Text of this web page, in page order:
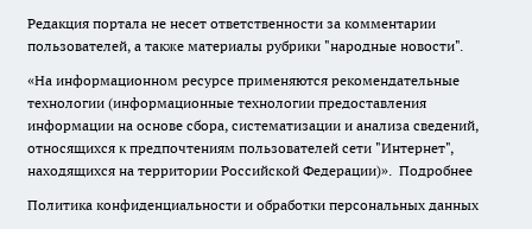
Редакция портала не несет ответственности за комментарии
пользователей, а также материалы рубрики "народные новости".
«На информационном ресурсе применяются рекомендательные
технологии (информационные технологии предоставления
информации на основе сбора, систематизации и анализа сведений,
относящихся к предпочтениям пользователей сети "Интернет",
находящихся на территории Российской Федерации)». Подробнее
Политика конфиденциальности и обработки персональных данных